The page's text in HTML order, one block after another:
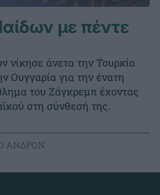
με πέντε
άνετα την Τουρκία
Ουγγαρία για την ένατη
του Ζάγκρεμπ έχοντας
στη σύνθεσή της.
ΑΝΔΡΩΝ